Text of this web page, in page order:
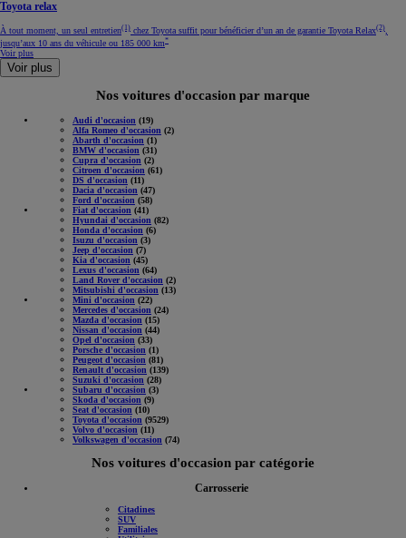
Toyota relax
À tout moment, un seul entretien(1) chez Toyota suffit pour bénéficier d’un an de garantie Toyota Relax(2),
jusqu’aux 10 ans du véhicule ou 185 000 km*
Voir plus
Voir plus
Nos voitures d'occasion par marque
Audi d'occasion (19)
Alfa Romeo d'occasion (2)
Abarth d'occasion (1)
BMW d'occasion (31)
Cupra d'occasion (2)
Citroen d'occasion (61)
DS d'occasion (11)
Dacia d'occasion (47)
Ford d'occasion (58)
Fiat d'occasion (41)
Hyundai d'occasion (82)
Honda d'occasion (6)
Isuzu d'occasion (3)
Jeep d'occasion (7)
Kia d'occasion (45)
Lexus d'occasion (64)
Land Rover d'occasion (2)
Mitsubishi d'occasion (13)
Mini d'occasion (22)
Mercedes d'occasion (24)
Mazda d'occasion (15)
Nissan d'occasion (44)
Opel d'occasion (33)
Porsche d'occasion (1)
Peugeot d'occasion (81)
Renault d'occasion (139)
Suzuki d'occasion (28)
Subaru d'occasion (3)
Skoda d'occasion (9)
Seat d'occasion (10)
Toyota d'occasion (9529)
Volvo d'occasion (11)
Volkswagen d'occasion (74)
Nos voitures d'occasion par catégorie
Carrosserie
Citadines
SUV
Familiales